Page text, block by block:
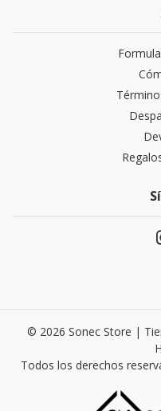
© 2026 Sonec Store |
Todos los derechos